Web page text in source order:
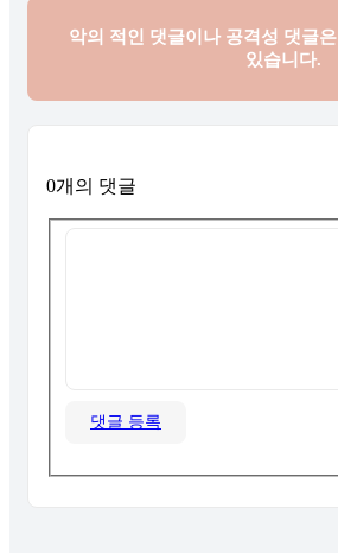
악의 적인 댓글이나 공격성 댓글은
있습니다.
0개의 댓글
댓글 등록